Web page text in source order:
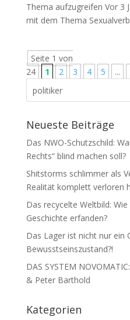
The­ma aufzugreifen Vor 3
mit dem The­ma
Seite 1 von
24
1 2 3 4 5 ...
Neueste Beiträge
Das NWO-Schutzschild:
Rechts“ blind machen soll?
Shitstorms schlimmer als
Realität komplett verloren
Das recycelte Weltbild:
Geschichte erfanden?
Das Lager ist nicht nur ein
Bewusstseinszustand?!
DAS SYSTEM
& Peter Barthold
Kategorien